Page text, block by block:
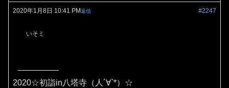
2020年1月8日 10:41 PM #2247
返信
いそミ
2020☆初詣in八塔寺（人´∀`*）☆